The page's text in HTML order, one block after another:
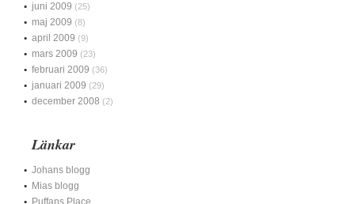
juni 2009 (25)
maj 2009 (8)
april 2009 (9)
mars 2009 (23)
februari 2009 (36)
januari 2009 (29)
december 2008 (2)
Länkar
Johans blogg
Mias blogg
Puffans Place